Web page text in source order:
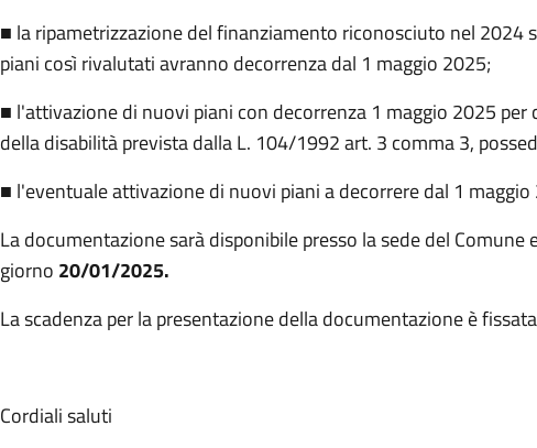
■ la ripametrizzazione del finanziamento riconosciuto nel 2024
piani così rivalutati avranno decorrenza dal 1 maggio 2025;
■ l'attivazione di nuovi piani con decorrenza 1 maggio 2025
della disabilità prevista dalla L. 104/1992 art. 3 comma 3,
■ l'eventuale attivazione di nuovi piani a decorrere dal 1 maggio
La documentazione sarà disponibile presso la sede del
giorno 20/01/2025.
La scadenza per la presentazione della documentazione è
Cordiali saluti